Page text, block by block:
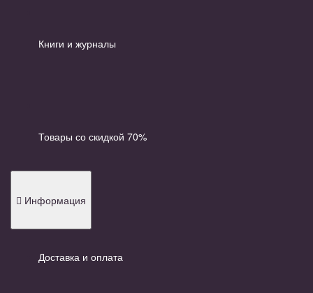
Книги и журналы
Товары со скидкой 70%
Информация
Доставка и оплата